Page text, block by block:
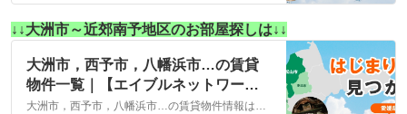
↓↓大洲市～近郊南予地区のお部屋探しは↓↓
大洲市，西予市，八幡浜市…の賃貸
物件一覧｜【エイブルネットワー
ク】(株)NYホーム 松山市・大洲市大洲市，西予市，八幡浜市…の賃貸物件情報は、こちらに掲載しております。株式会社NYホームが自信を持ってご紹介する物件ばかりとなっております。お客様のニーズにそった物件が見つかりましたら、弊社までお気軽にお問い合わせください。